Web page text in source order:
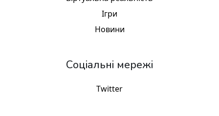
Ігри
Новини
Соціальні мережі
Twitter